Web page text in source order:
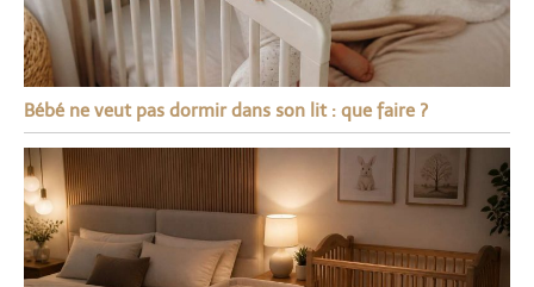
Bébé ne veut pas dormir dans son lit : que faire ?